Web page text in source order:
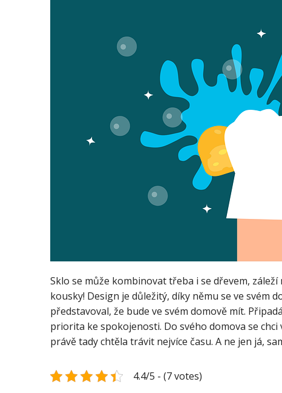
Sklo se může kombinovat třeba i se dřevem,
kousky! Design je důležitý, díky němu se ve svém
představoval, že bude ve svém domově mít.
priorita ke spokojenosti. Do svého domova se chci
právě tady chtěla trávit nejvíce času. A ne jen já,
4.4/5 - (7 votes)